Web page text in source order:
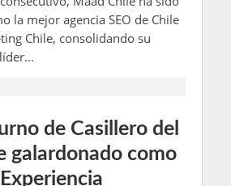
la mejor agencia SEO de Chile
Chile, consolidando su
de Casillero del
galardonado como